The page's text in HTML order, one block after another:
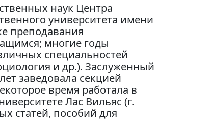
наук Центра
университета имени
преподавания
многие годы
специальностей
и др.). Заслуженный
заведовала секцией
время работала в
Лас Вильяс (г.
статей, пособий для